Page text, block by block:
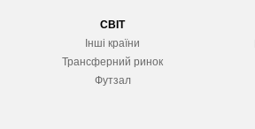
СВІТ
Інші країни
Трансферний ринок
Футзал